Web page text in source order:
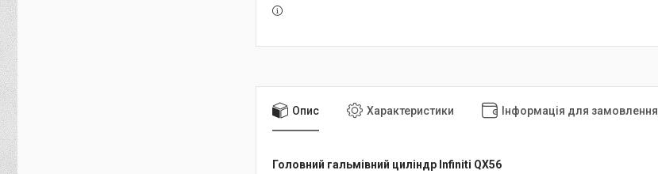
Опис Характеристики Інформація для замовлення
Головний гальмівний циліндр Infiniti QX56